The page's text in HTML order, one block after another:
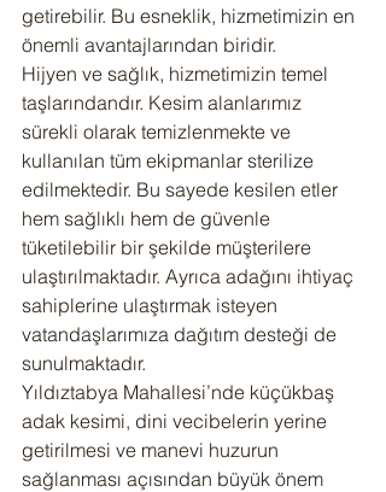
getirebilir. Bu esneklik, hizmetimizin en
önemli avantajlarından biridir.
Hijyen ve sağlık, hizmetimizin temel
taşlarındandır. Kesim alanlarımız
sürekli olarak temizlenmekte ve
kullanılan tüm ekipmanlar sterilize
edilmektedir. Bu sayede kesilen etler
hem sağlıklı hem de güvenle
tüketilebilir bir şekilde müşterilere
ulaştırılmaktadır. Ayrıca adağını ihtiyaç
sahiplerine ulaştırmak isteyen
vatandaşlarımıza dağıtım desteği de
sunulmaktadır.
Yıldıztabya Mahallesi’nde küçükbaş
adak kesimi, dini vecibelerin yerine
getirilmesi ve manevi huzurun
sağlanması açısından büyük önem